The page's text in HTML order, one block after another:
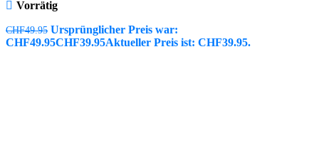
Vorrätig
CHF49.95 Ursprünglicher Preis war:
CHF49.95CHF39.95Aktueller Preis ist: CHF39.95.